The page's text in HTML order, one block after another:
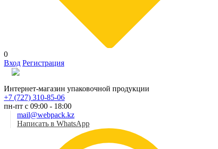
0
Вход Регистрация
Интернет-магазин упаковочной продукции
+7 (727) 310-85-06
пн-пт с 09:00 - 18:00
mail@webpack.kz
Написать в WhatsApp